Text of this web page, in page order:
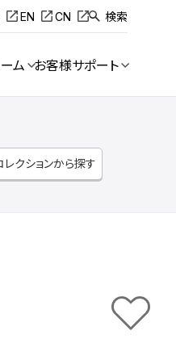
EN CN 検索
ム お客様サポート
レクションから探す